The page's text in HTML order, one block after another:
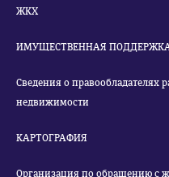
ЖКХ
ИМУЩЕСТВЕННАЯ
Сведения о правообладателях
недвижимости
КАРТОГРАФИЯ
Организация по обращению с